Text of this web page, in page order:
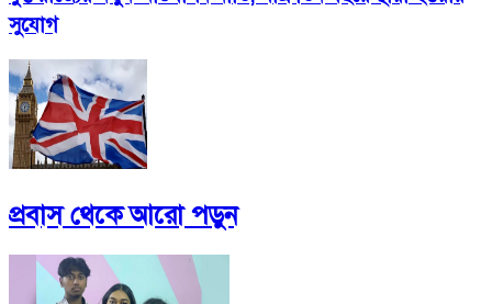
সুযোগ
প্রবাসথেকে আরো পড়ুন